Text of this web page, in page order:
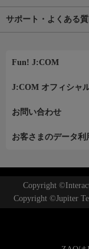
サポート・よくある質
Fun! J:COM
J:COM オフィシャ
お問い合わせ
お客さまのデータ利
Copyright
Copyright ©Jupiter